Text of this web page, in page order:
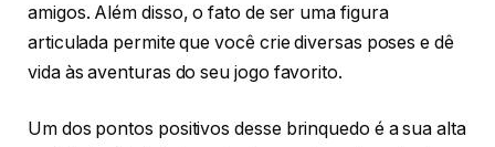
amigos. Além disso, o fato de ser uma figura
articulada permite que você crie diversas poses e dê
vida às aventuras do seu jogo favorito.
Um dos pontos positivos desse brinquedo é a sua alta